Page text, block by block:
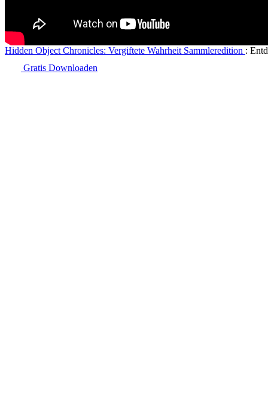
Hidden Object Chronicles: Vergiftete Wahrheit Sammleredition :
Gratis Downloaden